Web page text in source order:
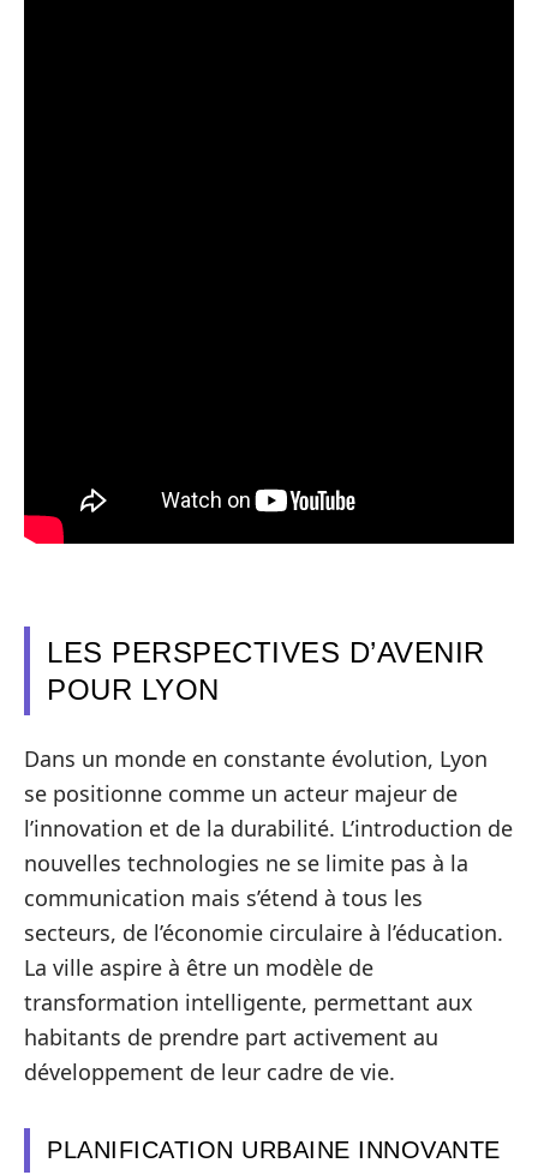
LES PERSPECTIVES D’AVENIR
POUR LYON
Dans un monde en constante évolution, Lyon
se positionne comme un acteur majeur de
l’innovation et de la durabilité. L’introduction de
nouvelles technologies ne se limite pas à la
communication mais s’étend à tous les
secteurs, de l’économie circulaire à l’éducation.
La ville aspire à être un modèle de
transformation intelligente, permettant aux
habitants de prendre part activement au
développement de leur cadre de vie.
PLANIFICATION URBAINE INNOVANTE